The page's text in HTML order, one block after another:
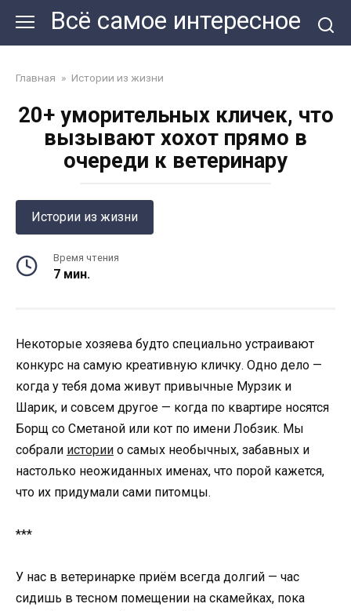
контенту
Всё самое интересное
Главная » Истории из жизни
20+ уморительных кличек, что
вызывают хохот прямо в
очереди к ветеринару
Истории из жизни
Время чтения
7 мин.
Некоторые хозяева будто специально устраивают
конкурс на самую креативную кличку. Одно дело —
когда у тебя дома живут привычные Мурзик и
Шарик, и совсем другое — когда по квартире носятся
Борщ со Сметаной или кот по имени Лобзик. Мы
собрали истории о самых необычных, забавных и
настолько неожиданных именах, что порой кажется,
что их придумали сами питомцы.
***
У нас в ветеринарке приём всегда долгий — час
сидишь в тесном помещении на скамейках, пока